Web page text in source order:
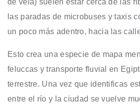
de vela) suelen estar cerca de las
las paradas de microbuses y taxis
un poco más adentro, hacia las
Esto crea una especie de mapa
feluccas y transporte fluvial en
terrestre. Una vez que identificas
entre el río y la ciudad se vuelve